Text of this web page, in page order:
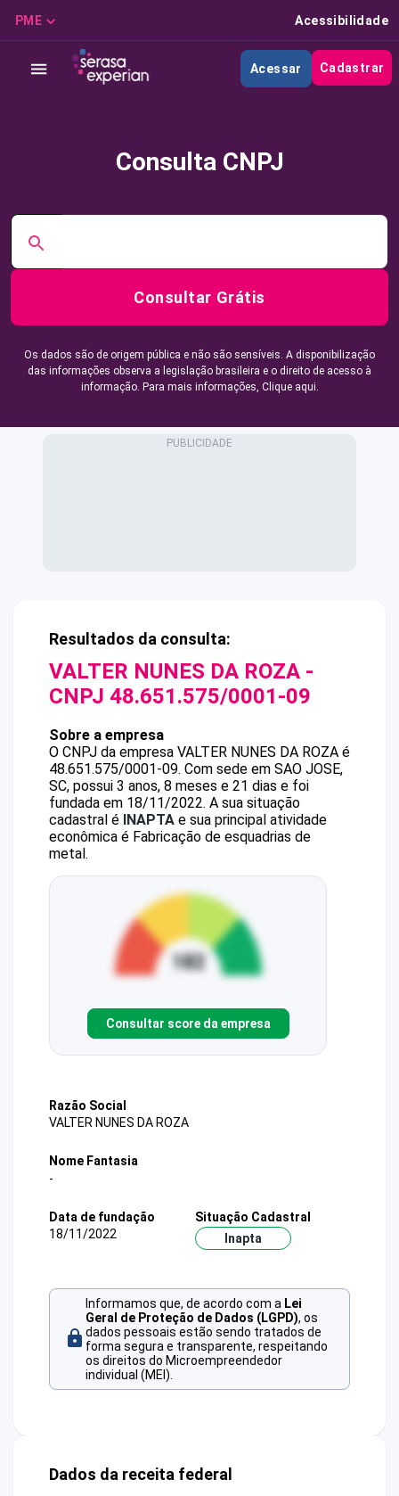
PME Acessibilidade
Acessar Cadastrar
Consulta CNPJ
Consultar Grátis
Os dados são de origem pública e não são sensíveis. A disponibilização
das informações observa a legislação brasileira e o direito de acesso à
informação. Para mais informações, Clique aqui.
Resultados da consulta:
VALTER NUNES DA ROZA -
CNPJ 48.651.575/0001-09
Sobre a empresa
O CNPJ da empresa VALTER NUNES DA ROZA é
48.651.575/0001-09. Com sede em SAO JOSE,
SC, possui 3 anos, 8 meses e 21 dias e foi
fundada em 18/11/2022. A sua situação
cadastral é INAPTA e sua principal atividade
econômica é Fabricação de esquadrias de
metal.
Consultar score da empresa
Razão Social
VALTER NUNES DA ROZA
Nome Fantasia
-
Data de fundação
18/11/2022
Situação Cadastral
Inapta
Informamos que, de acordo com a Lei
Geral de Proteção de Dados (LGPD), os
dados pessoais estão sendo tratados de
forma segura e transparente, respeitando
os direitos do Microempreendedor
individual (MEI).
Dados da receita federal